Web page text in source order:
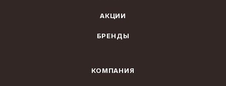
АКЦИИ
БРЕНДЫ
КОМПАНИЯ